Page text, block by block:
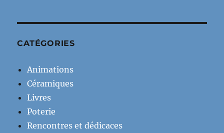
CATÉGORIES
Animations
Céramiques
Livres
Poterie
Rencontres et dédicaces